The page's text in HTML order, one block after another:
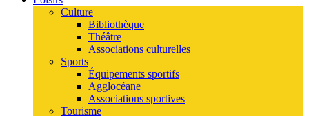
Culture
Bibliothèque
Théâtre
Associations culturelles
Sports
Équipements sportifs
Agglocéane
Associations sportives
Tourisme